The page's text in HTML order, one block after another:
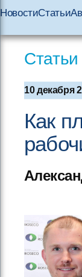
НовостиСтатьи
Статьи
10 декабря
Как